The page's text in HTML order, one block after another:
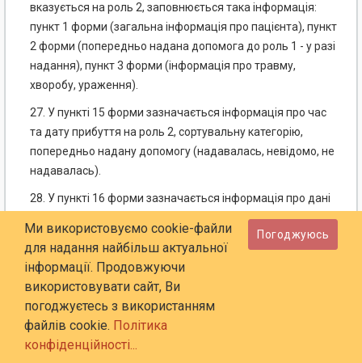
вказується на роль 2, заповнюється така інформація:
пункт 1 форми (загальна інформація про пацієнта), пункт
2 форми (попередньо надана допомога до роль 1 - у разі
надання), пункт 3 форми (інформація про травму,
хворобу, ураження).
27. У пункті 15 форми зазначається інформація про час
та дату прибуття на роль 2, сортувальну категорію,
попередньо надану допомогу (надавалась, невідомо, не
надавалась).
28. У пункті 16 форми зазначається інформація про дані
об'єктивного огляду пацієнта. У разі необхідності
вказується додаткова інформація про обстеження.
29. У пункті 17 форми зазначається інформація про
діагностику згідно з пунктом 20 цієї Інструкції, за потреби
вказується додаткова інформація.
30. У пункті 18 форми зазначається інформація про
надану допомогу на роль 2.
Ми використовуємо cookie-файли
для надання найбільш актуальної
інформації. Продовжуючи
використовувати сайт, Ви
погоджуєтесь з використанням
файлів cookie. Політика
конфіденційності...
Погоджуюсь